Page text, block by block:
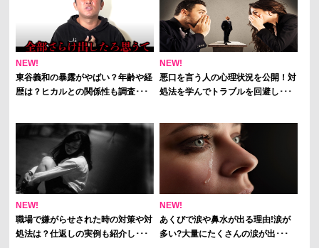
NEW!
東谷義和の暴露がやばい？年齢や経
歴は？ヒカルとの関係性も調査･･･
NEW!
悪口を言う人の心理状況を公開！対
処法を学んでトラブルを回避し･･･
NEW!
職場で嫌がらせされた時の対策や対
処法は？仕返しの実例も紹介し･･･
NEW!
あくびで涙や鼻水が出る理由!涙が
多い?大量にたくさんの涙が出･･･